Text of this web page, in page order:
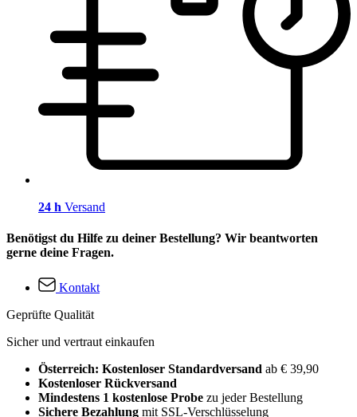
24 h Versand
Benötigst du Hilfe zu deiner Bestellung? Wir beantworten
gerne deine Fragen.
Kontakt
Geprüfte Qualität
Sicher und vertraut einkaufen
Österreich: Kostenloser Standardversand ab € 39,90
Kostenloser Rückversand
Mindestens 1 kostenlose Probe zu jeder Bestellung
Sichere Bezahlung mit SSL-Verschlüsselung